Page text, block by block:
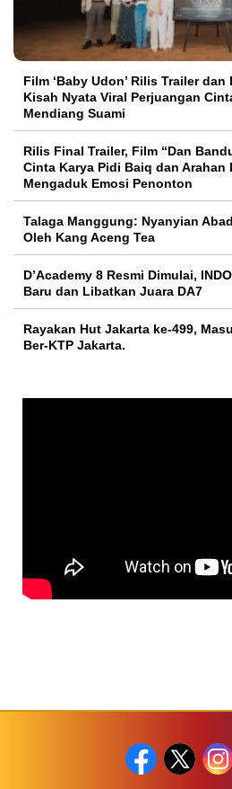
Film ‘Baby Udon’ Rilis Trailer
Kisah Nyata Viral Perjuangan
Mendiang Suami
Rilis Final Trailer, Film “Dan
Cinta Karya Pidi Baiq dan Arahan
Mengaduk Emosi Penonton
Talaga Manggung: Nyanyian
Oleh Kang Aceng Tea
D’Academy 8 Resmi Dimulai,
Baru dan Libatkan Juara DA7
Rayakan Hut Jakarta ke-499,
Ber-KTP Jakarta.